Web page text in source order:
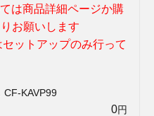
は商品詳細ページか購
お願いします
セットアップのみ行って
CF-KAVP99
0円